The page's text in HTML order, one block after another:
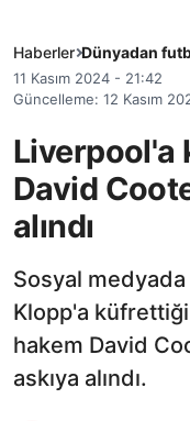
Haberler Dünyadan
11 Kasım 2024 - 21:42
Güncelleme: 12 Kasım
Liverpool'a
David
alındı
Sosyal
Klopp'a
hakem David
askıya alındı.